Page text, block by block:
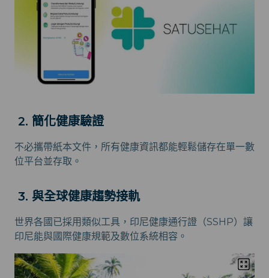
2. 簡化健康驗證
不必攜帶紙本文件，所有健康資訊都能輕鬆儲存在單一數
位平台並存取。
3. 與全球健康趨勢接軌
世界各國已採用類似工具，印尼健康通行證（SSHP）讓
印尼能與國際健康規範及數位系統相容。